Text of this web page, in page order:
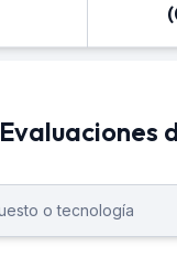
Evaluaciones